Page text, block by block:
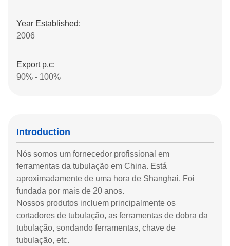
Year Established:
2006
Export p.c:
90% - 100%
Introduction
Nós somos um fornecedor profissional em
ferramentas da tubulação em China. Está
aproximadamente de uma hora de Shanghai. Foi
fundada por mais de 20 anos.
Nossos produtos incluem principalmente os
cortadores de tubulação, as ferramentas de dobra da
tubulação, sondando ferramentas, chave de
tubulação, etc.